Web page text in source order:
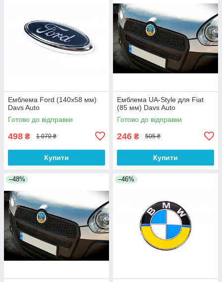
Емблема Ford (140х58 мм)
Davs Auto
Готово до відправки
498 ₴ 1 070 ₴
Купити
Емблема UA-Style для Fiat
(85 мм) Davs Auto
Готово до відправки
246 ₴ 505 ₴
Купити
–48% –46%